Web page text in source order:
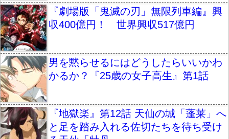
『劇場版「鬼滅の刃」無限列車編』興
収400億円！ 世界興収517億円
男を黙らせるにはどうしたらいいかわ
かるか？『25歳の女子高生』第1話
『地獄楽』第12話 天仙の城「蓬莱」へ
と足を踏み入れる佐切たちを待ち受け